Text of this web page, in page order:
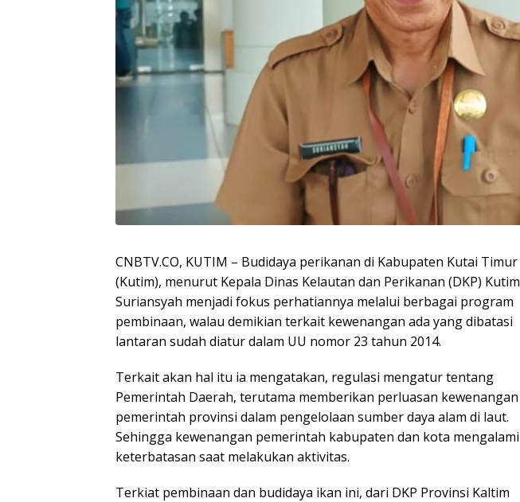
CNBTV.CO, KUTIM – Budidaya perikanan di Kabupaten Kutai Timur
(Kutim), menurut Kepala Dinas Kelautan dan Perikanan (DKP) Kutim
Suriansyah menjadi fokus perhatiannya melalui berbagai program
pembinaan, walau demikian terkait kewenangan ada yang dibatasi
lantaran sudah diatur dalam UU nomor 23 tahun 2014.
Terkait akan hal itu ia mengatakan, regulasi mengatur tentang
Pemerintah Daerah, terutama memberikan perluasan kewenangan
pemerintah provinsi dalam pengelolaan sumber daya alam di laut.
Sehingga kewenangan pemerintah kabupaten dan kota mengalami
keterbatasan saat melakukan aktivitas.
Terkiat pembinaan dan budidaya ikan ini, dari DKP Provinsi Kaltim